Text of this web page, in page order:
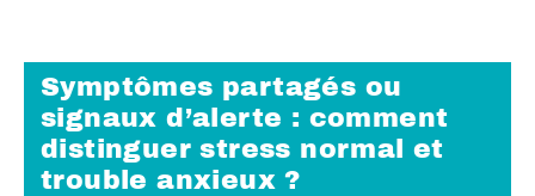
Symptômes partagés ou
signaux d’alerte : comment
distinguer stress normal et
trouble anxieux ?